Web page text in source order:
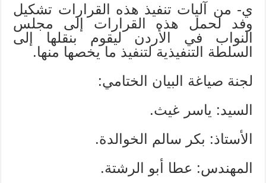
ي- من آليات تنفيذ هذه القرارات تشكيل
وفد لحمل هذه القرارات إلى مجلس
النواب في الأردن ليقوم بنقلها إلى
السلطة التنفيذية لتنفيذ ما يخصها منها.
لجنة صياغة البيان الختامي:
السيد: ياسر غيث.
الأستاذ: بكر سالم الخوالدة.
المهندس: عطا أبو الرشتة.